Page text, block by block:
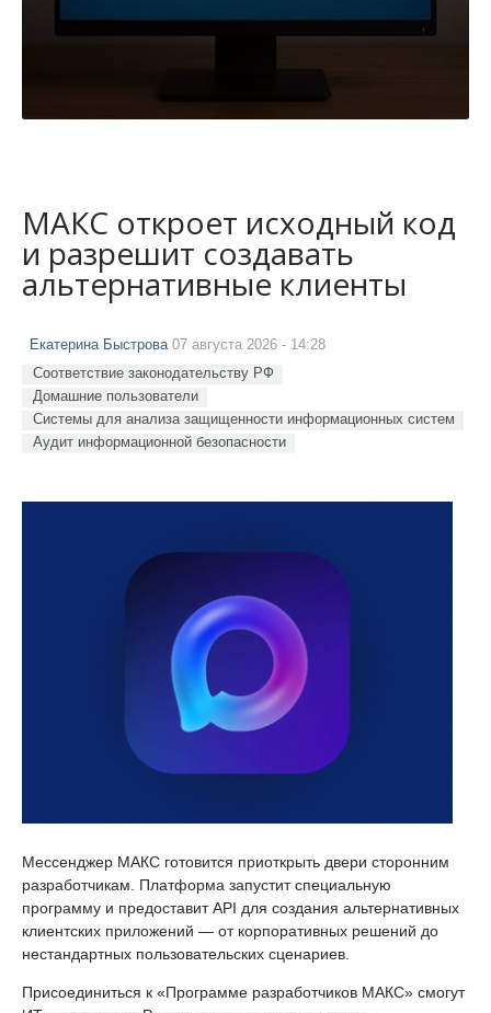
МАКС откроет исходный код
и разрешит создавать
альтернативные клиенты
Екатерина Быстрова 07 августа 2026 - 14:28
Соответствие законодательству РФ
Домашние пользователи
Системы для анализа защищенности информационных систем
Аудит информационной безопасности
Мессенджер МАКС готовится приоткрыть двери сторонним
разработчикам. Платформа запустит специальную
программу и предоставит API для создания альтернативных
клиентских приложений — от корпоративных решений до
нестандартных пользовательских сценариев.
Присоединиться к «Программе разработчиков МАКС» смогут